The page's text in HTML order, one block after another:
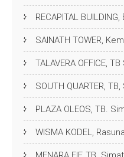
RECAPITAL
SAINATH TOWER,
TALAVERA OFFICE,
SOUTH QUARTER,
PLAZA OLEOS, TB.
WISMA KODEL,